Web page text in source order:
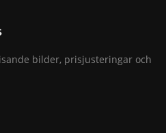
bilder, prisjusteringar och